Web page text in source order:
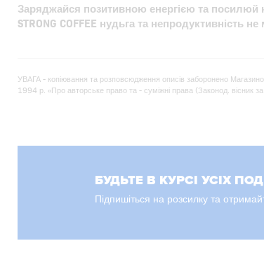
Заряджайся позитивною енергією та посилюй
STRONG COFFEE нудьга та непродуктивність
УВАГА - копіювання та розповсюдження описів заборонено
1994 р. «Про авторське право та - суміжні права (Законод. вісник
БУДЬТЕ В КУРСІ УСІХ
Підпишіться на розсилку та